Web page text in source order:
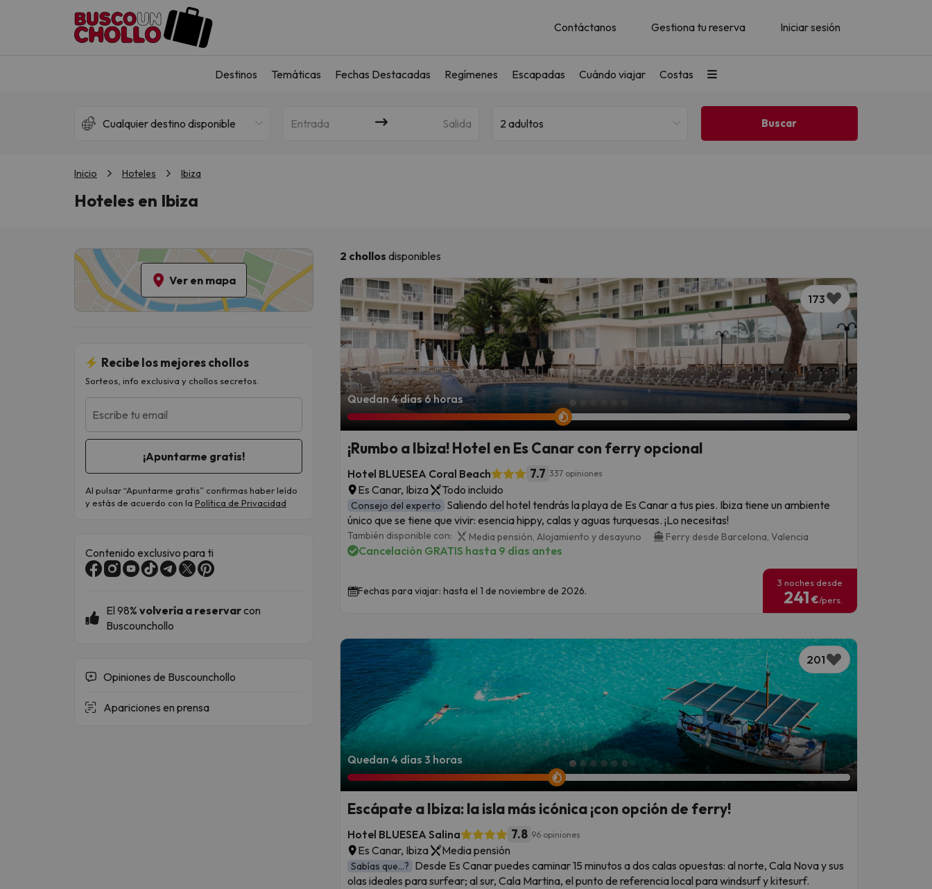
Contáctanos Gestiona tu reserva Iniciar sesión
Destinos Temáticas Fechas Destacadas Regímenes Escapadas Cuándo viajar Costas
Cualquier destino disponible Entrada Salida 2 adultos
Inicio Hoteles Ibiza
Hoteles en Ibiza
2 chollos disponibles
173
Quedan 4 días 6 horas
¡Rumbo a Ibiza! Hotel en Es Canar con ferry opcional
Hotel BLUESEA Coral Beach 7.7 337 opiniones
Es Canar, Ibiza Todo incluido
Consejo del experto Saliendo del hotel tendrás la playa de Es Canar a tus pies. Ibiza tiene un ambiente
único que se tiene que vivir: esencia hippy, calas y aguas turquesas. ¡Lo necesitas!
También disponible con: Media pensión, Alojamiento y desayuno Ferry desde Barcelona,Valencia
Cancelación GRATIS hasta 9 días antes
Fechas para viajar: hasta el 1 de noviembre de 2026.
3 noches desde
241 €/pers.
201
Quedan 4 días 3 horas
Escápate a Ibiza: la isla más icónica ¡con opción de ferry!
Hotel BLUESEA Salina 7.8 96 opiniones
Es Canar, Ibiza Media pensión
Sabías que...? Desde Es Canar puedes caminar 15 minutos a dos calas opuestas: al norte, Cala Nova y sus
olas ideales para surfear; al sur, Cala Martina, el punto de referencia local para windsurf y kitesurf.
Ver en mapa
Recibe los mejores chollos
Sorteos, info exclusiva y chollos secretos.
Escribe tu email
Al pulsar “Apuntarme gratis” confirmas haber leído
y estás de acuerdo con la Política de Privacidad
Contenido exclusivo para ti
El 98% volvería a reservarcon
Buscounchollo
Opiniones de Buscounchollo
Apariciones en prensa